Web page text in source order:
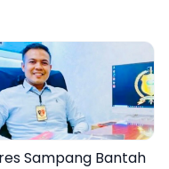
Sampang Bantah